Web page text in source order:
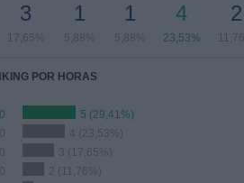
3
17,65%
1
5,88%
1
5,88%
4
23,53%
2
POR HORAS
5 (29,41%)
4 (23,53%)
3 (17,65%)
2 (11,76%)